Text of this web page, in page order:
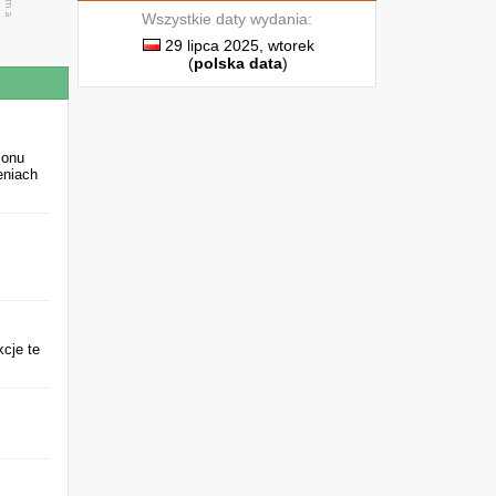
te
Wszystkie daty wydania:
29 lipca 2025, wtorek
(polska data)